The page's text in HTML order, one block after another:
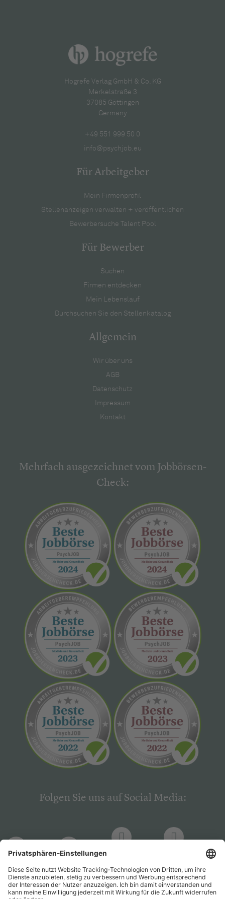
Hogrefe Verlag GmbH & Co. KG
Merkelstraße 3
37085 Göttingen
Germany
+49 551 999 50 0
info@psychjob.eu
Für Arbeitgeber
Mein Firmenprofil
Stellenanzeigen verwalten + veröffentlichen
Bewerbersuche Talent Pool
Für Bewerber
Suchen
Firmen entdecken
Mein Lebenslauf
Durchsuchen Sie den Stellenkatalog
Allgemein
Wir über uns
AGB
Datenschutz
Impressum
Kontakt
Mehrfach ausgezeichnet vom Jobbörsen-
Check:
Folgen Sie uns auf Social Media:
PsychJOB PsychJOB
Hogrefe
Verlag
Hogrefe
Verlag